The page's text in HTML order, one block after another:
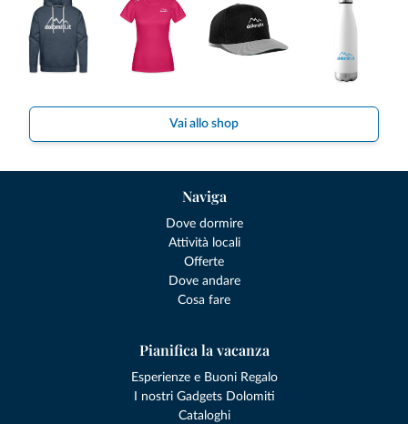
Vai allo shop
Naviga
Dove dormire
Attività locali
Offerte
Dove andare
Cosa fare
Pianifica la vacanza
Esperienze e Buoni Regalo
I nostri Gadgets Dolomiti
Cataloghi